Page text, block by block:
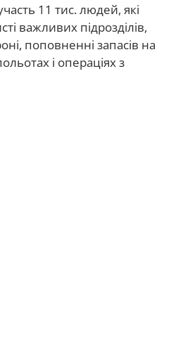
11 тис. людей, які
важливих підрозділів,
поповненні запасів на
і операціях з